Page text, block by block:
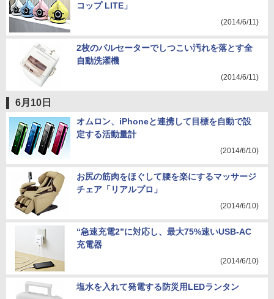
コップ LITE」
(2014/6/11)
2枚のパルセーターでしつこい汚れを落とす全
自動洗濯機
(2014/6/11)
6月10日
オムロン、iPhoneと連携して目標を自動で設
定する活動量計
(2014/6/10)
お尻の筋肉をほぐして腰を楽にするマッサージ
チェア「リアルプロ」
(2014/6/10)
“急速充電2”に対応し、最大75%速いUSB-AC
充電器
(2014/6/10)
塩水を入れて発電する防災用LEDランタン